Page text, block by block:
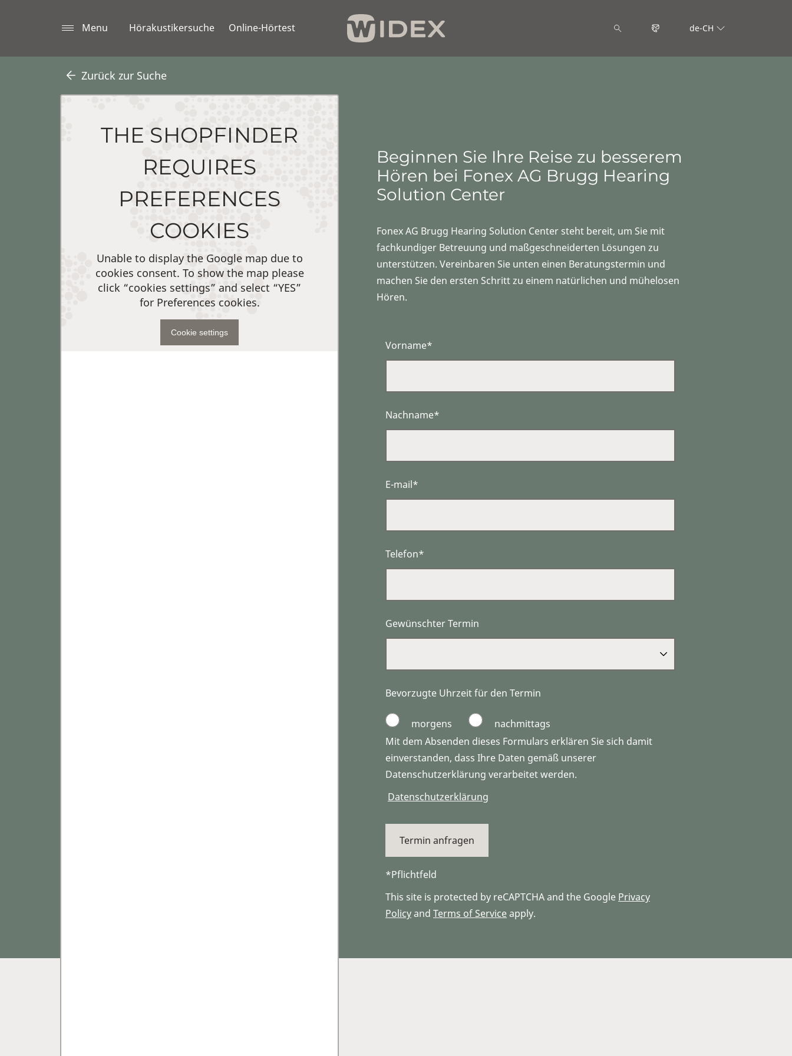
Menu Hörakustikersuche Online-Hörtest de-CH
Zurück zur Suche
THE SHOPFINDER
REQUIRES
PREFERENCES
COOKIES
Unable to display the Google map due to
cookies consent. To show the map please
click “cookies settings” and select “YES”
for Preferences cookies.
Cookie settings
Beginnen Sie Ihre Reise zu besserem
Hören bei Fonex AG Brugg Hearing
Solution Center
Fonex AG Brugg Hearing Solution Center steht bereit, um Sie mit
fachkundiger Betreuung und maßgeschneiderten Lösungen zu
unterstützen. Vereinbaren Sie unten einen Beratungstermin und
machen Sie den ersten Schritt zu einem natürlichen und mühelosen
Hören.
Vorname*
Nachname*
E-mail*
Telefon*
Gewünschter Termin
Bevorzugte Uhrzeit für den Termin
morgens
nachmittags
Mit dem Absenden dieses Formulars erklären Sie sich damit
einverstanden, dass Ihre Daten gemäß unserer
Datenschutzerklärung verarbeitet werden.
Datenschutzerklärung
*Pflichtfeld
This site is protected by reCAPTCHA and the Google Privacy
Policyand Terms of Serviceapply.